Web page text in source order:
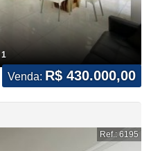
1
Venda: R$ 430.000,00
Ref.: 6195